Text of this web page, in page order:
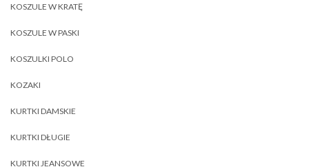
KOSZULE W KRATĘ
KOSZULE W PASKI
KOSZULKI POLO
KOZAKI
KURTKI DAMSKIE
KURTKI DŁUGIE
KURTKI JEANSOWE